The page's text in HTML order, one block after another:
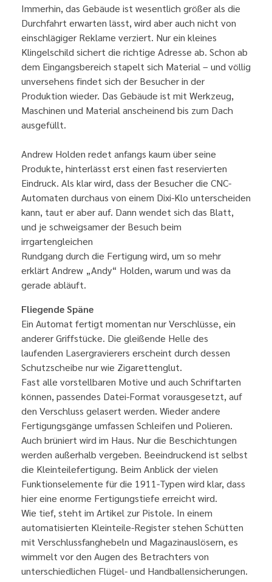
Immerhin, das Gebäude ist wesentlich größer als die
Durchfahrt erwarten lässt, wird aber auch nicht von
einschlägiger Reklame verziert. Nur ein kleines
Klingelschild sichert die richtige Adresse ab. Schon ab
dem Eingangsbereich stapelt sich Material – und völlig
unversehens findet sich der Besucher in der
Produktion wieder. Das Gebäude ist mit Werkzeug,
Maschinen und Material anscheinend bis zum Dach
ausgefüllt.
Andrew Holden redet anfangs kaum über seine
Produkte, hinterlässt erst einen fast reservierten
Eindruck. Als klar wird, dass der Besucher die CNC-
Automaten durchaus von einem Dixi-Klo unterscheiden
kann, taut er aber auf. Dann wendet sich das Blatt,
und je schweigsamer der Besuch beim
irrgartengleichen
Rundgang durch die Fertigung wird, um so mehr
erklärt Andrew „Andy“ Holden, warum und was da
gerade abläuft.
Fliegende Späne
Ein Automat fertigt momentan nur Verschlüsse, ein
anderer Griffstücke. Die gleißende Helle des
laufenden Lasergravierers erscheint durch dessen
Schutzscheibe nur wie Zigarettenglut.
Fast alle vorstellbaren Motive und auch Schriftarten
können, passendes Datei-Format vorausgesetzt, auf
den Verschluss gelasert werden. Wieder andere
Fertigungsgänge umfassen Schleifen und Polieren.
Auch brüniert wird im Haus. Nur die Beschichtungen
werden außerhalb vergeben. Beeindruckend ist selbst
die Kleinteilefertigung. Beim Anblick der vielen
Funktionselemente für die 1911-Typen wird klar, dass
hier eine enorme Fertigungstiefe erreicht wird.
Wie tief, steht im Artikel zur Pistole. In einem
automatisierten Kleinteile-Register stehen Schütten
mit Verschlussfanghebeln und Magazinauslösern, es
wimmelt vor den Augen des Betrachters von
unterschiedlichen Flügel- und Handballensicherungen.